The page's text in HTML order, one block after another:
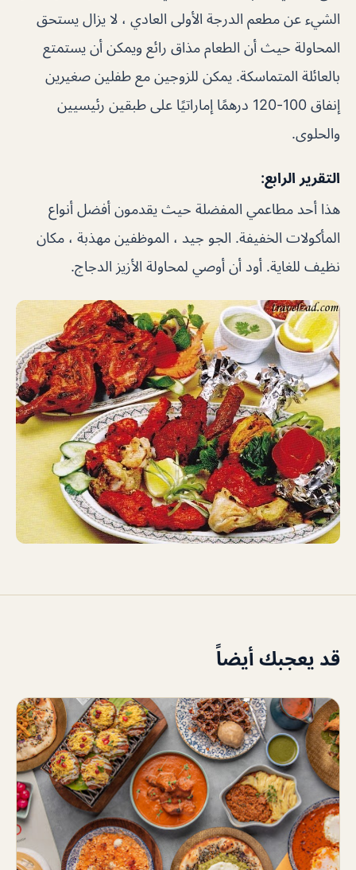
الشيء عن مطعم الدرجة الأولى العادي ، لا يزال يستحق
المحاولة حيث أن الطعام مذاق رائع ويمكن أن يستمتع
بالعائلة المتماسكة. يمكن للزوجين مع طفلين صغيرين
إنفاق 100-120 درهمًا إماراتيًا على طبقين رئيسيين
والحلوى.
التقرير الرابع:
هذا أحد مطاعمي المفضلة حيث يقدمون أفضل أنواع
المأكولات الخفيفة. الجو جيد ، الموظفين مهذبة ، مكان
نظيف للغاية. أود أن أوصي لمحاولة الأزيز الدجاج.
قد يعجبك أيضاً